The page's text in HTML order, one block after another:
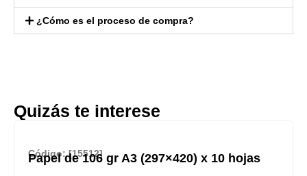
¿Cómo es el proceso de compra?
Quizás te interese
Código: [15512]
Papel de 106 gr A3 (297×420) x 10 hojas